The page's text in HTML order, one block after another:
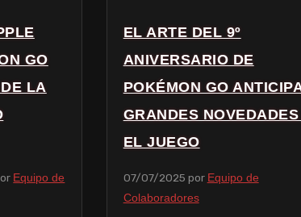
GO
LA
Equipo de
EL ARTE DEL 9º
ANIVERSARIO DE
POKÉMON GO
GRANDES
EL JUEGO
07/07/2025 por Equipo de
Colaboradores